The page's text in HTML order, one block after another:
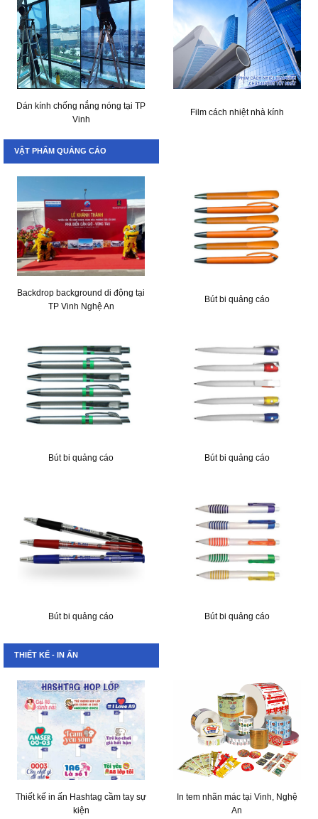
Dán kính chống nắng nóng tại TP
Vinh
Film cách nhiệt nhà kính
VẬT PHẨM QUẢNG CÁO
Backdrop background di động tại
TP Vinh Nghệ An
Bút bi quảng cáo
Bút bi quảng cáo Bút bi quảng cáo
Bút bi quảng cáo Bút bi quảng cáo
THIẾT KẾ - IN ẤN
Thiết kế in ấn Hashtag cầm tay sự
kiện
In tem nhãn mác tại Vinh, Nghệ
An